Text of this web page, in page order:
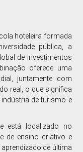
hoteleira formada
pública, a
de investimentos
oferece uma
juntamente com
real, o que significa
de turismo e
está localizado no
de ensino criativo e
de última